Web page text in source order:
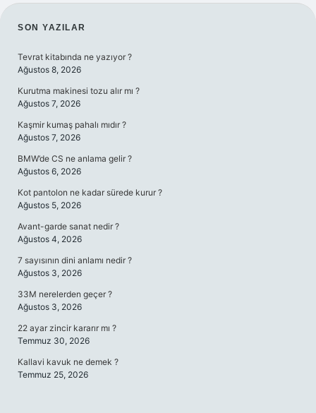
SIDEBAR
SON YAZILAR
Tevrat kitabında ne yazıyor ?
Ağustos 8, 2026
Kurutma makinesi tozu alır mı ?
Ağustos 7, 2026
Kaşmir kumaş pahalı mıdır ?
Ağustos 7, 2026
BMW’de CS ne anlama gelir ?
Ağustos 6, 2026
Kot pantolon ne kadar sürede kurur ?
Ağustos 5, 2026
Avant-garde sanat nedir ?
Ağustos 4, 2026
7 sayısının dini anlamı nedir ?
Ağustos 3, 2026
33M nerelerden geçer ?
Ağustos 3, 2026
22 ayar zincir kararır mı ?
Temmuz 30, 2026
Kallavi kavuk ne demek ?
Temmuz 25, 2026